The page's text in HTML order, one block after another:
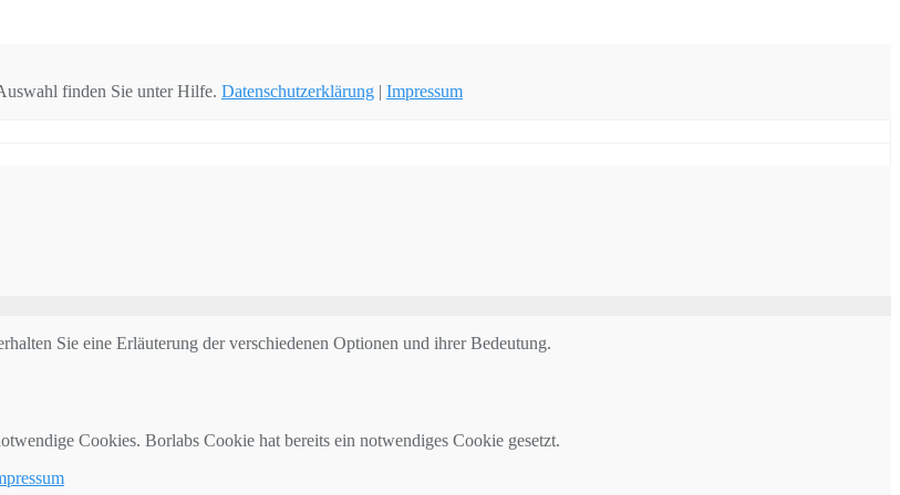
finden Sie unterHilfe. Datenschutzerklärung | Impressum
Sie eine Erläuterung der verschiedenen Optionen und ihrer Bedeutung.
Cookies. Borlabs Cookie hat bereits ein notwendiges Cookie gesetzt.